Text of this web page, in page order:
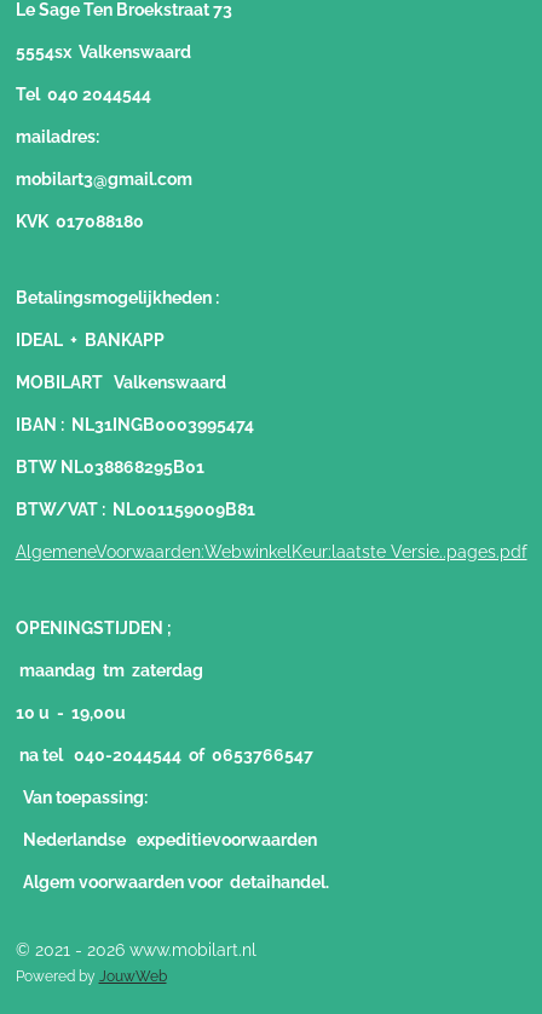
Le Sage Ten Broekstraat 73
5554sx Valkenswaard
Tel 040 2044544
mailadres:
mobilart3@gmail.com
KVK 017088180
Betalingsmogelijkheden:
IDEAL + BANKAPP
MOBILART Valkenswaard
IBAN : NL31INGB0003995474
BTW NL038868295B01
BTW/VAT : NL001159009B81
AlgemeneVoorwaarden:WebwinkelKeur:laatste Versie..pages.pdf
OPENINGSTIJDEN ;
maandag tm zaterdag
10 u - 19,00u
na tel 040-2044544 of 0653766547
Van toepassing:
Nederlandse expeditievoorwaarden
Algem voorwaarden voor detaihandel.
© 2021 - 2026 www.mobilart.nl
Powered by JouwWeb